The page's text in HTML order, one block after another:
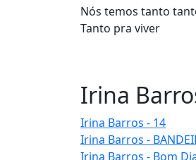
Nós temos tanto
Tanto pra viver
Irina
Irina Barros - 14
Irina Barros -
Irina Barros - Bom